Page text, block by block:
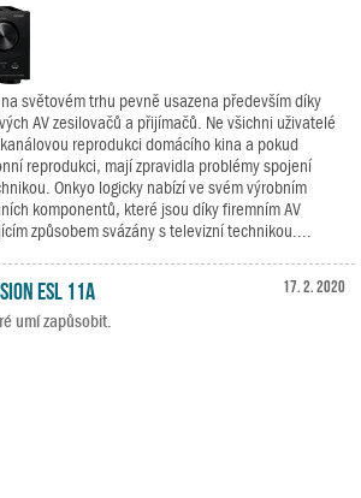
světovém trhu pevně usazena především díky
AV zesilovačů a přijímačů. Ne všichni uživatelé
reprodukci domácího kina a pokud
reprodukci, mají zpravidla problémy spojení
Onkyo logicky nabízí ve svém výrobním
komponentů, které jsou díky firemním AV
způsobem svázány s televizní technikou....
17. 2. 2020
ESL 11A
umí zapůsobit.